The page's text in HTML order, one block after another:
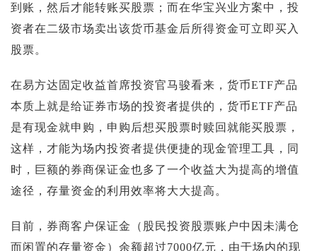
到账，然后才能转账买股票；而在华宝兴业方案中，投
资者在二级市场卖出该货币基金后所得资金可立即买入
股票。
在易方达固定收益首席投资官马骏看来，货币ETF产品
本质上就是给证券市场的投资者提供的，货币ETF产品
是有现金就申购，申购后想买股票时赎回就能买股票，
这样，才能为场内投资者提供便捷的现金管理工具，同
时，巨额的券商保证金也多了一个收益大为提高的增值
途径，存量资金的利用效率将大大提高。
目前，券商客户保证金（股民投资股票账户中因未满仓
而闲置的存量资金）余额超过7000亿元，由于场内的现